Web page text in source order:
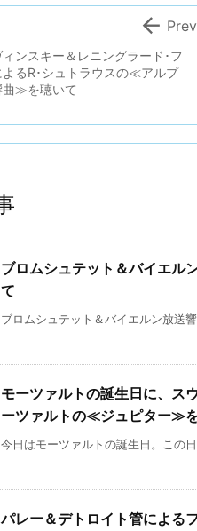
ィンスキー＆レニングラード･フ
よるR･シュトラウスの≪アルプ
曲≫を聴いて
 Prev
ブロムシュテット＆バイエ
て
ブロムシュテット＆バイエルン放送
モーツァルトの誕生日に、ス
ーツァルトの≪ジュピター≫
今日はモーツァルトの誕生日。この
パレー＆デトロイト管による